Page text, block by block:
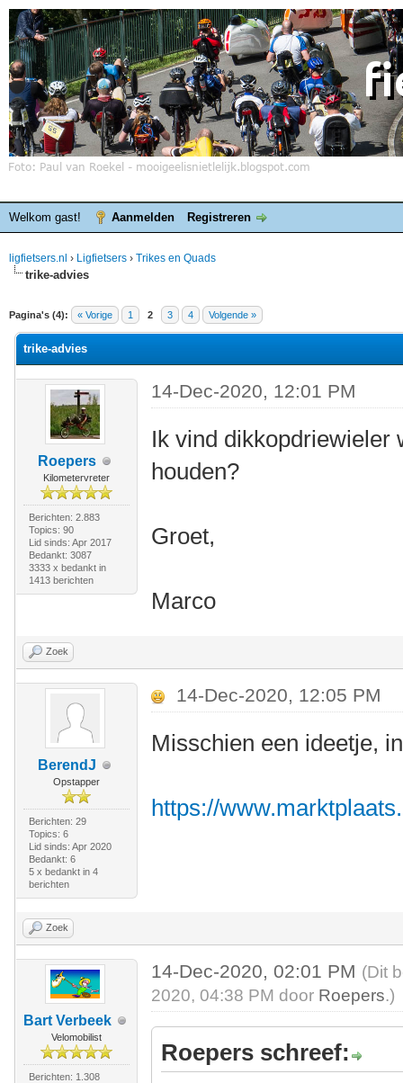
Welkom gast! Aanmelden Registreren
ligfietsers.nl › Ligfietsers › Trikes en Quads
trike-advies
Pagina's (4): « Vorige 1 2 3 4 Volgende »
waardering is 0
trike-advies
Roepers
Kilometervreter
Berichten: 2.883
Topics: 90
Lid sinds: Apr 2017
Bedankt: 3087
3333 x bedankt in
1413 berichten
14-Dec-2020, 12:01 PM
Ik vind dikkopdriewieler
houden?
Groet,
Marco
Zoek
BerendJ
Opstapper
Berichten: 29
Topics: 6
Lid sinds: Apr 2020
Bedankt: 6
5 x bedankt in 4
berichten
14-Dec-2020, 12:05 PM
Misschien een ideetje,
https://
Zoek
Bart Verbeek
Velomobilist
Berichten: 1.308
14-Dec-2020, 02:01 PM (Dit
2020, 04:38 PM door Roepers.)
Roepers schreef: